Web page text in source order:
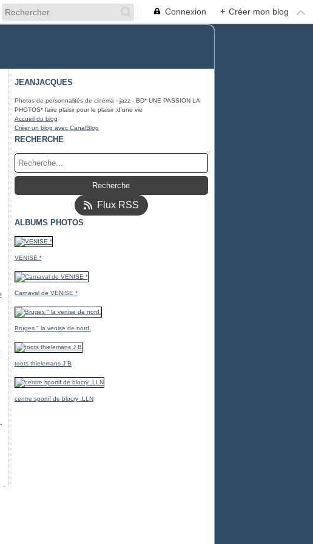
Connexion + Créer mon blog
JEANJACQUES
Photos de personnalités de cinéma - jazz - BD* UNE PASSION LA
PHOTOS* faire plaisir pour le plaisir ;d'une vie
Accueil du blog
Créer un blog avec CanalBlog
RECHERCHE
Flux RSS
ALBUMS PHOTOS
VENISE *
Carnaval de VENISE *
Bruges '' la venise de nord.
toots thielemans J B
centre sportif de blocry .LLN